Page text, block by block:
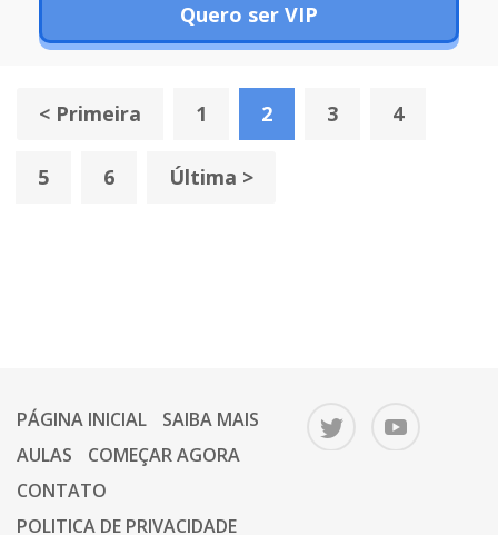
Quero ser VIP
< Primeira 1 2 3 4
5 6 Última >
PÁGINA INICIAL
SAIBA MAIS
AULAS
COMEÇAR AGORA
CONTATO
POLITICA DE PRIVACIDADE